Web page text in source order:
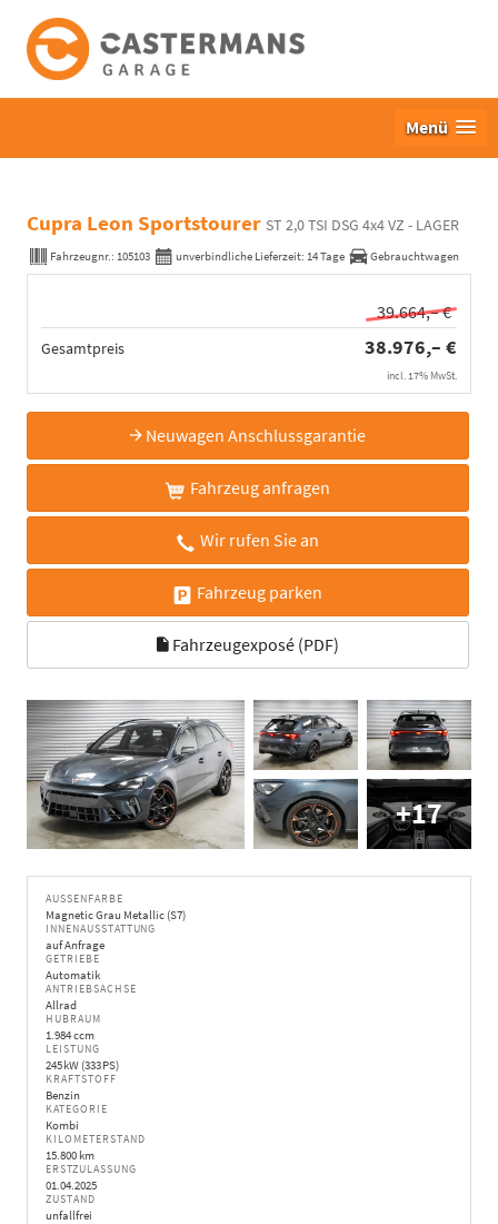
Menü
Cupra Leon Sportstourer ST 2,0 TSI DSG 4x4 VZ - LAGER
Fahrzeugnr.: 105103 unverbindliche Lieferzeit: 14 Tage Gebrauchtwagen
39.664,– €
Gesamtpreis 38.976,– €
incl. 17% MwSt.
Neuwagen Anschlussgarantie
Fahrzeug anfragen
Wir rufen Sie an
Fahrzeug parken
Fahrzeugexposé (PDF)
+17
AUSSENFARBE
Magnetic Grau Metallic (S7)
INNENAUSSTATTUNG
auf Anfrage
GETRIEBE
Automatik
ANTRIEBSACHSE
Allrad
HUBRAUM
1.984 ccm
LEISTUNG
245 kW (333 PS)
KRAFTSTOFF
Benzin
KATEGORIE
Kombi
KILOMETERSTAND
15.800 km
ERSTZULASSUNG
01.04.2025
ZUSTAND
unfallfrei